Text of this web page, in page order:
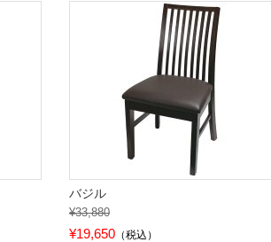
バジル
¥33,880
¥19,650 （税込）